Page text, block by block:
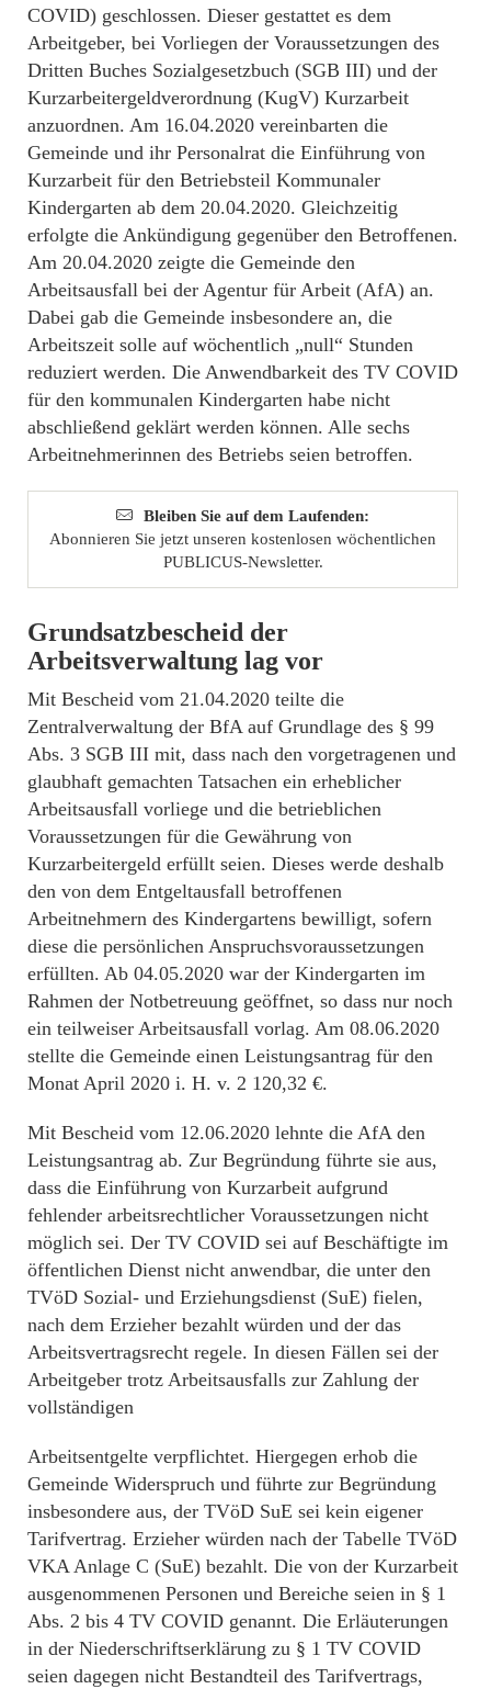
COVID) geschlossen. Dieser gestattet es dem
Arbeitgeber, bei Vorliegen der Voraussetzungen des
Dritten Buches Sozialgesetzbuch (SGB III) und der
Kurzarbeitergeldverordnung (KugV) Kurzarbeit
anzuordnen. Am 16.04.2020 vereinbarten die
Gemeinde und ihr Personalrat die Einführung von
Kurzarbeit für den Betriebsteil Kommunaler
Kindergarten ab dem 20.04.2020. Gleichzeitig
erfolgte die Ankündigung gegenüber den Betroffenen.
Am 20.04.2020 zeigte die Gemeinde den
Arbeitsausfall bei der Agentur für Arbeit (AfA) an.
Dabei gab die Gemeinde insbesondere an, die
Arbeitszeit solle auf wöchentlich „null“ Stunden
reduziert werden. Die Anwendbarkeit des TV COVID
für den kommunalen Kindergarten habe nicht
abschließend geklärt werden können. Alle sechs
Arbeitnehmerinnen des Betriebs seien betroffen.
Bleiben Sie auf dem Laufenden:
Abonnieren Sie jetzt unseren kostenlosen wöchentlichen
PUBLICUS-Newsletter.
Grundsatzbescheid der
Arbeitsverwaltung lag vor
Mit Bescheid vom 21.04.2020 teilte die
Zentralverwaltung der BfA auf Grundlage des § 99
Abs. 3 SGB III mit, dass nach den vorgetragenen und
glaubhaft gemachten Tatsachen ein erheblicher
Arbeitsausfall vorliege und die betrieblichen
Voraussetzungen für die Gewährung von
Kurzarbeitergeld erfüllt seien. Dieses werde deshalb
den von dem Entgeltausfall betroffenen
Arbeitnehmern des Kindergartens bewilligt, sofern
diese die persönlichen Anspruchsvoraussetzungen
erfüllten. Ab 04.05.2020 war der Kindergarten im
Rahmen der Notbetreuung geöffnet, so dass nur noch
ein teilweiser Arbeitsausfall vorlag. Am 08.06.2020
stellte die Gemeinde einen Leistungsantrag für den
Monat April 2020 i. H. v. 2 120,32 €.
Mit Bescheid vom 12.06.2020 lehnte die AfA den
Leistungsantrag ab. Zur Begründung führte sie aus,
dass die Einführung von Kurzarbeit aufgrund
fehlender arbeitsrechtlicher Voraussetzungen nicht
möglich sei. Der TV COVID sei auf Beschäftigte im
öffentlichen Dienst nicht anwendbar, die unter den
TVöD Sozial- und Erziehungsdienst (SuE) fielen,
nach dem Erzieher bezahlt würden und der das
Arbeitsvertragsrecht regele. In diesen Fällen sei der
Arbeitgeber trotz Arbeitsausfalls zur Zahlung der
vollständigen
Arbeitsentgelte verpflichtet. Hiergegen erhob die
Gemeinde Widerspruch und führte zur Begründung
insbesondere aus, der TVöD SuE sei kein eigener
Tarifvertrag. Erzieher würden nach der Tabelle TVöD
VKA Anlage C (SuE) bezahlt. Die von der Kurzarbeit
ausgenommenen Personen und Bereiche seien in § 1
Abs. 2 bis 4 TV COVID genannt. Die Erläuterungen
in der Niederschriftserklärung zu § 1 TV COVID
seien dagegen nicht Bestandteil des Tarifvertrags,